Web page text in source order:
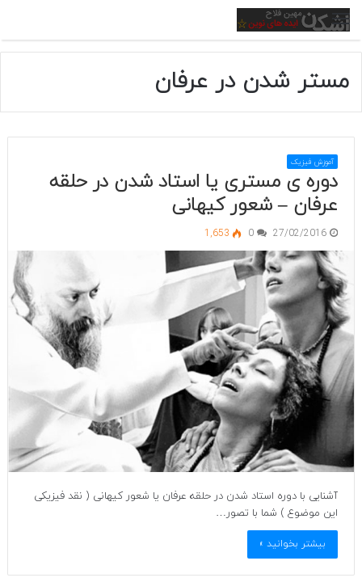
منو
مستر شدن در عرفان
آموزش فیزیک
دوره ی مستری یا استاد شدن در حلقه
عرفان – شعور کیهانی
27/02/2016
0
1,653
آشنایی با دوره استاد شدن در حلقه عرفان یا شعور کیهانی ( نقد فیزیکی
این موضوع ) شما با تصور…
بیشتر بخوانید »